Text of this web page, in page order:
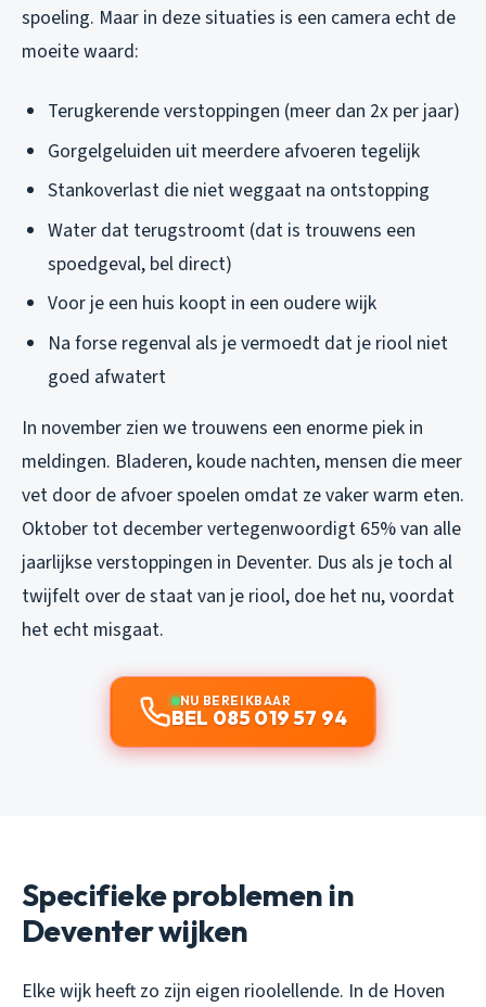
spoeling. Maar in deze situaties is een camera echt de
moeite waard:
Terugkerende verstoppingen (meer dan 2x per jaar)
Gorgelgeluiden uit meerdere afvoeren tegelijk
Stankoverlast die niet weggaat na ontstopping
Water dat terugstroomt (dat is trouwens een
spoedgeval, bel direct)
Voor je een huis koopt in een oudere wijk
Na forse regenval als je vermoedt dat je riool niet
goed afwatert
In november zien we trouwens een enorme piek in
meldingen. Bladeren, koude nachten, mensen die meer
vet door de afvoer spoelen omdat ze vaker warm eten.
Oktober tot december vertegenwoordigt 65% van alle
jaarlijkse verstoppingen in Deventer. Dus als je toch al
twijfelt over de staat van je riool, doe het nu, voordat
het echt misgaat.
NU BEREIKBAAR
BEL 085 019 57 94
Specifieke problemen in
Deventer wijken
Elke wijk heeft zo zijn eigen rioolellende. In de Hoven